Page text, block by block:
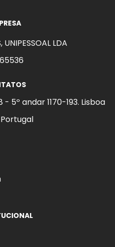
UNIPESSOAL LDA
- 5º andar 1170-193. Lisboa